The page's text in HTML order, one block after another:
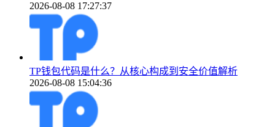
2026-08-08 17:27:37
TP钱包代码是什么？从核心构成到安全价值解析
2026-08-08 15:04:36